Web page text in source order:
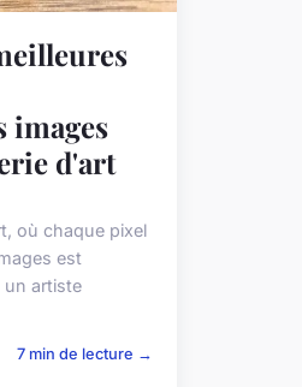
images
d'art
où chaque pixel
est
un artiste
7 min de lecture →